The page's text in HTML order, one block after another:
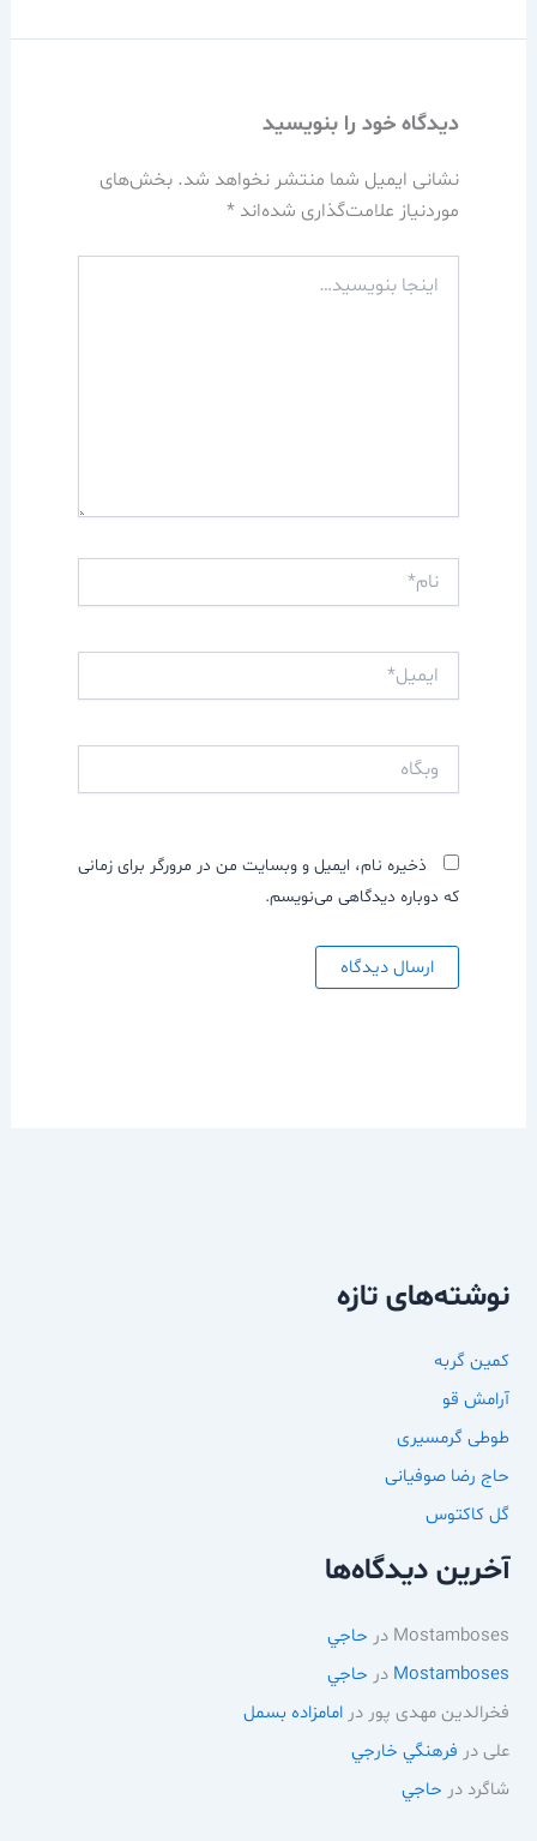
دیدگاه‌ خود را بنویسید
نشانی ایمیل شما منتشر نخواهد شد. بخش‌های
موردنیاز علامت‌گذاری شده‌اند *
بنویسید…
ذخیره نام، ایمیل و وبسایت من در مرورگر برای زمانی
که دوباره دیدگاهی می‌نویسم.
نوشته‌های تازه
کمین گربه
آرامش قو
طوطی گرمسیری
حاج رضا صوفیانی
گل کاکتوس
آخرین دیدگاه‌ها
Mostamboses در حاجي
Mostamboses در حاجي
فخرالدین مهدی پور درامامزاده بسمل
علی در فرهنگي خارجي
شاگرد در حاجي